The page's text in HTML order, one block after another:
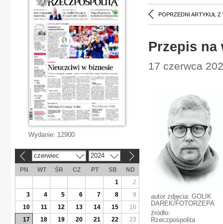
POPRZEDNI ARTYKUŁ Z
Przepis na
17 czerwca
autor zdjęcia: GOLIK
DAREK/FOTORZEPA
źródło:
Rzeczpospolita
Wydanie: 12900
czerwiec 2024
PN WT ŚR CZ PT SB
ND
1
2
3
4 5 6 7 8
9
10
11 12 13 14 15
16
17
18 19 20 21 22
23